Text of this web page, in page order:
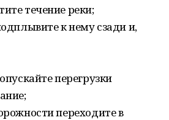
течение реки;
к нему сзади и,
перегрузки
переходите в